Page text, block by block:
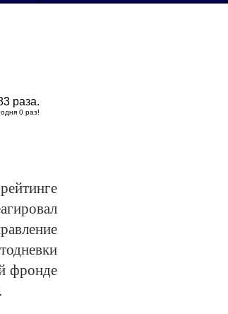
раза.
0 раз!
фронде